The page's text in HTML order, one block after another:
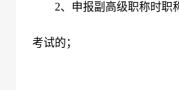
2、申报副高级职称时职
考试的；